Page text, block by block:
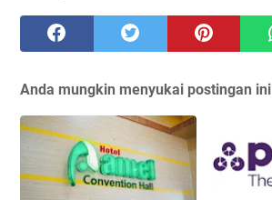
Anda mungkin menyukai postingan ini